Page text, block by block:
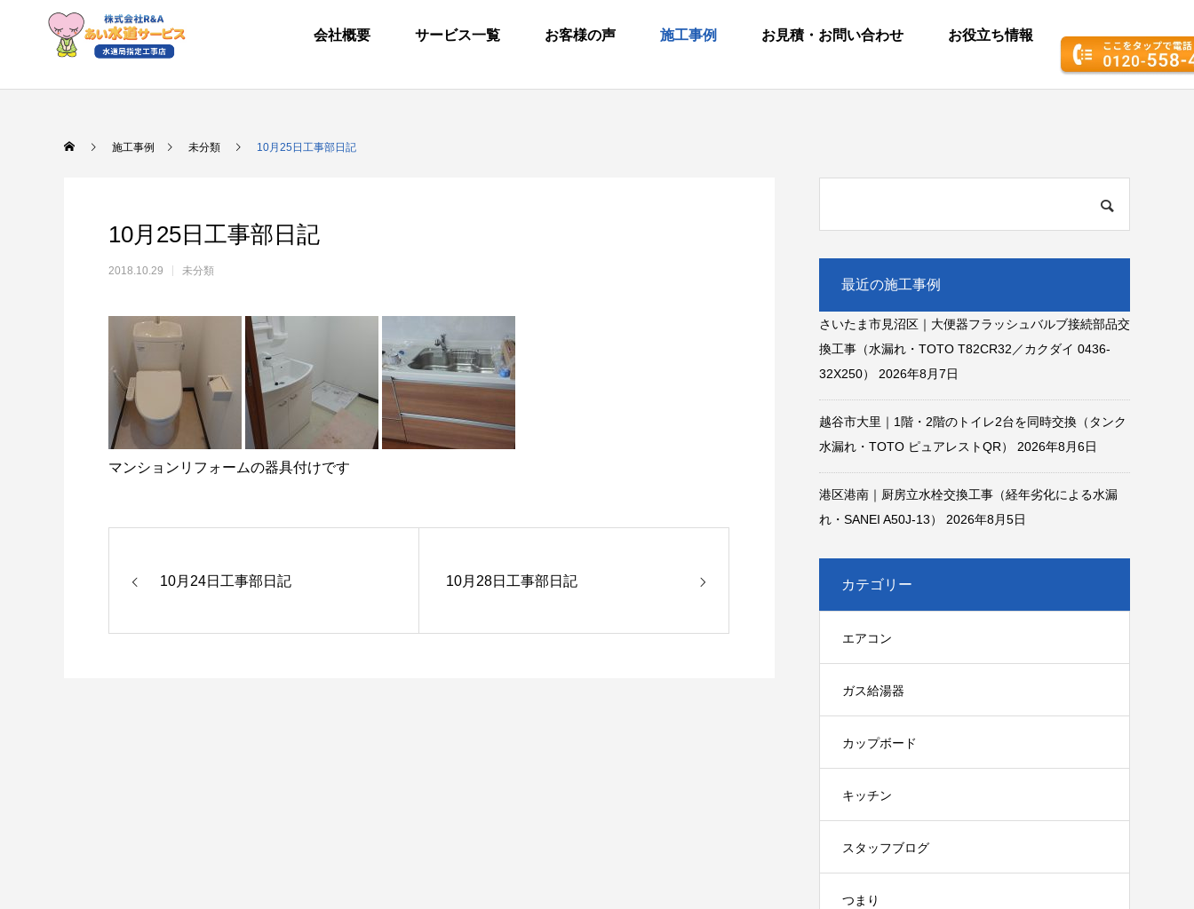
会社概要 サービス一覧 お客様の声 施工事例 お見積・お問い合わせ お役立ち情報
施工事例 未分類 10月25日工事部日記
10月25日工事部日記
2018.10.29 未分類
マンションリフォームの器具付けです
10月24日工事部日記 10月28日工事部日記
最近の施工事例
さいたま市見沼区｜大便器フラッシュバルブ接続部品交
換工事（水漏れ・TOTO T82CR32／カクダイ 0436-
32X250）
2026年8月7日
越谷市大里｜1階・2階のトイレ2台を同時交換（タンク
水漏れ・TOTO ピュアレストQR）
2026年8月6日
港区港南｜厨房立水栓交換工事（経年劣化による水漏
れ・SANEI A50J-13）
2026年8月5日
カテゴリー
エアコン
ガス給湯器
カップボード
キッチン
スタッフブログ
つまり